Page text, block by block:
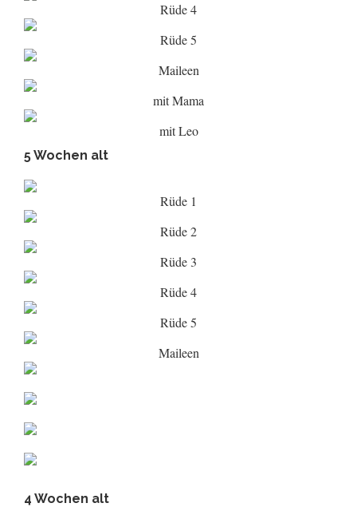
Rüde 4
Rüde 5
Maileen
mit Mama
mit Leo
5 Wochen alt
Rüde 1
Rüde 2
Rüde 3
Rüde 4
Rüde 5
Maileen
4 Wochen alt